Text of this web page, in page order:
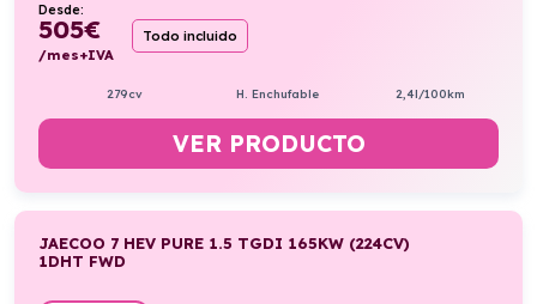
Desde:
505€
/mes+IVA
Todo incluido
279cv H. Enchufable 2,4l/100km
VER PRODUCTO
JAECOO 7 HEV PURE 1.5 TGDI 165KW (224CV)
1DHT FWD